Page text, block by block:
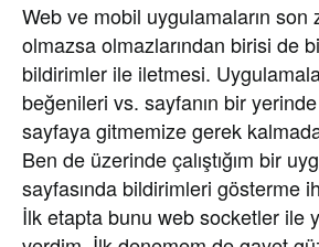
Web ve mobil uygulamaların son
olmazsa olmazlarından birisi de
bildirimler ile iletmesi.
beğenileri vs. sayfanın bir
sayfaya gitmemize gerek
Ben de üzerinde çalıştığım bir
sayfasında bildirimleri gösterme
İlk etapta bunu web socketler ile